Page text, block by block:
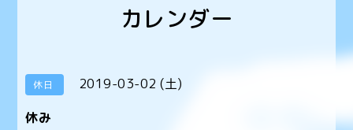
カレンダー
休日
2019-03-02 (土)
休み